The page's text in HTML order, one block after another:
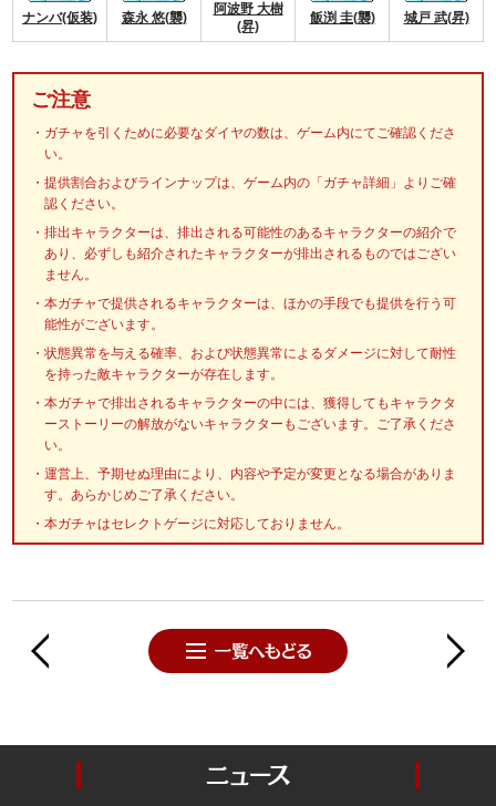
ナンバ(仮装) 森永 悠(襲)
阿波野 大樹
(昇)
飯渕 圭(襲) 城戸 武(昇)
ご注意
ガチャを引くために必要なダイヤの数は、ゲーム内にてご確認くださ
い。
提供割合およびラインナップは、ゲーム内の「ガチャ詳細」よりご確
認ください。
排出キャラクターは、排出される可能性のあるキャラクターの紹介で
あり、必ずしも紹介されたキャラクターが排出されるものではござい
ません。
本ガチャで提供されるキャラクターは、ほかの手段でも提供を行う可
能性がございます。
状態異常を与える確率、および状態異常によるダメージに対して耐性
を持った敵キャラクターが存在します。
本ガチャで排出されるキャラクターの中には、獲得してもキャラクタ
ーストーリーの解放がないキャラクターもございます。ご了承くださ
い。
運営上、予期せぬ理由により、内容や予定が変更となる場合がありま
す。あらかじめご了承ください。
本ガチャはセレクトゲージに対応しておりません。